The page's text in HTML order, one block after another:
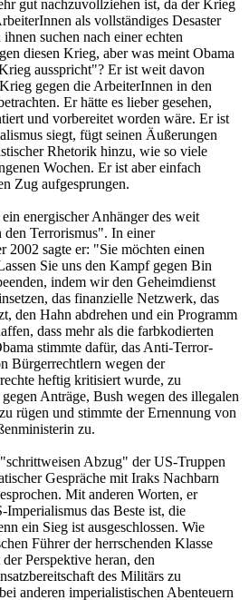
gut nachzuvollziehen ist, da der Krieg
als vollständiges Desaster
suchen nach einer echten
diesen Krieg, aber was meint Obama
ausspricht"? Er ist weit davon
gegen die ArbeiterInnen in den
Er hätte es lieber gesehen,
und vorbereitet worden wäre. Er ist
siegt, fügt seinen Äußerungen
Rhetorik hinzu, wie so viele
Wochen. Er ist aber einfach
Zug aufgesprungen.
energischer Anhänger des weit
Terrorismus". In einer
2002 sagte er: "Sie möchten einen
Sie uns den Kampf gegen Bin
indem wir den Geheimdienst
das finanzielle Netzwerk, das
den Hahn abdrehen und ein Programm
dass mehr als die farbkodierten
stimmte dafür, das Anti-Terror-
Bürgerrechtlern wegen der
heftig kritisiert wurde, zu
Anträge, Bush wegen des illegalen
rügen und stimmte der Ernennung von
zu.
Abzug" der US-Truppen
Gespräche mit Iraks Nachbarn
Mit anderen Worten, er
Imperialismus das Beste ist, die
ein Sieg ist ausgeschlossen. Wie
Führer der herrschenden Klasse
Perspektive heran, den
des Militärs zu
anderen imperialistischen Abenteuern